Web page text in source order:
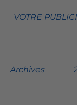
VOTRE
Archives